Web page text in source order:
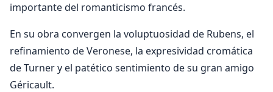
importante del romanticismo francés.
En su obra convergen la voluptuosidad de Rubens, el
refinamiento de Veronese, la expresividad cromática
de Turner y el patético sentimiento de su gran amigo
Géricault.